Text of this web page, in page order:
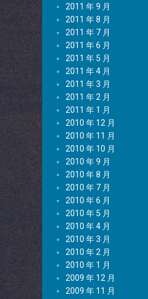
2011 年 9 月
2011 年 8 月
2011 年 7 月
2011 年 6 月
2011 年 5 月
2011 年 4 月
2011 年 3 月
2011 年 2 月
2011 年 1 月
2010 年 12 月
2010 年 11 月
2010 年 10 月
2010 年 9 月
2010 年 8 月
2010 年 7 月
2010 年 6 月
2010 年 5 月
2010 年 4 月
2010 年 3 月
2010 年 2 月
2010 年 1 月
2009 年 12 月
2009 年 11 月